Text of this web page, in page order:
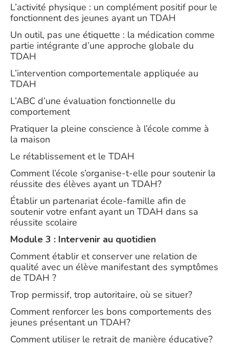
L’activité physique : un complément positif pour le
fonctionnent des jeunes ayant un TDAH
Un outil, pas une étiquette : la médication comme
partie intégrante d’une approche globale du
TDAH
L’intervention comportementale appliquée au
TDAH
L’ABC d’une évaluation fonctionnelle du
comportement
Pratiquer la pleine conscience à l’école comme à
la maison
Le rétablissement et le TDAH
Comment l’école s’organise-t-elle pour soutenir la
réussite des élèves ayant un TDAH?
Établir un partenariat école-famille afin de
soutenir votre enfant ayant un TDAH dans sa
réussite scolaire
Module 3 : Intervenir au quotidien
Comment établir et conserver une relation de
qualité avec un élève manifestant des symptômes
de TDAH ?
Trop permissif, trop autoritaire, où se situer?
Comment renforcer les bons comportements des
jeunes présentant un TDAH?
Comment utiliser le retrait de manière éducative?